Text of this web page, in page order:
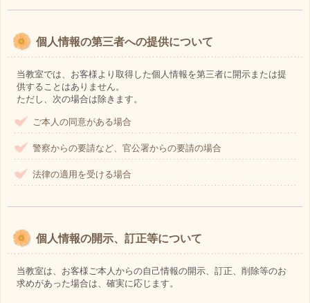
個人情報の第三者への提供について
当教室では、お客様より取得した個人情報を第三者に開示または提
供することはありません。
ただし、次の場合は除きます。
ご本人の同意がある場合
警察からの要請など、官公署からの要請の場合
法律の適用を受ける場合
個人情報の開示、訂正等について
当教室は、お客様ご本人からの自己情報の開示、訂正、削除等のお
求めがあった場合は、確実に応じます。